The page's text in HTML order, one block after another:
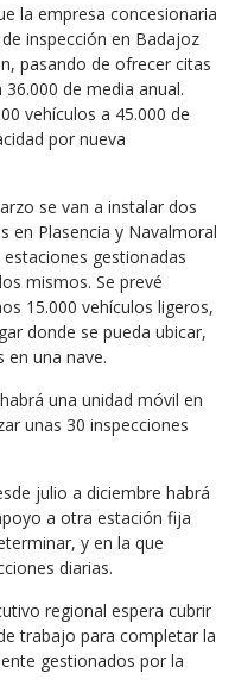
la empresa concesionaria
inspección en Badajoz
pasando de ofrecer citas
de media anual.
vehículos a 45.000 de
por nueva
se van a instalar dos
en Plasencia y Navalmoral
gestionadas
mismos. Se prevé
15.000 vehículos ligeros,
donde se pueda ubicar,
en una nave.
una unidad móvil en
unas 30 inspecciones
julio a diciembre habrá
a otra estación fija
y en la que
diarias.
regional espera cubrir
trabajo para completar la
gestionados por la